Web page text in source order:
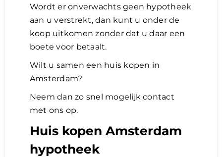
Wordt er onverwachts geen hypotheek
aan u verstrekt, dan kunt u onder de
koop uitkomen zonder dat u daar een
boete voor betaalt.
Wilt u samen een huis kopen in
Amsterdam?
Neem dan zo snel mogelijk contact
met ons op.
Huis kopen Amsterdam
hypotheek